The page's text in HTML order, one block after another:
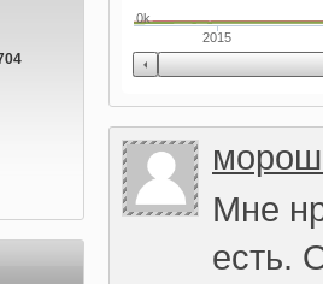
2015
0k
Мне
есть.